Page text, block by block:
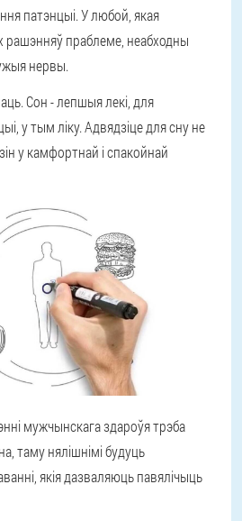
патэнцыі. У любой, якая
рашэнняў праблеме, неабходны
нервы.
. Сон - лепшыя лекі, для
у тым ліку. Адвядзіце для сну не
у камфортнай і спакойнай
мужчынскага здароўя трэба
таму нялішнімі будуць
якія дазваляюць павялічыць